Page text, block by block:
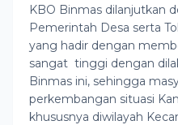
KBO Binmas dilanjutkan
Pemerintah Desa serta
yang hadir dengan
sangat tinggi dengan
Binmas ini, sehingga
perkembangan situasi
khususnya diwilayah